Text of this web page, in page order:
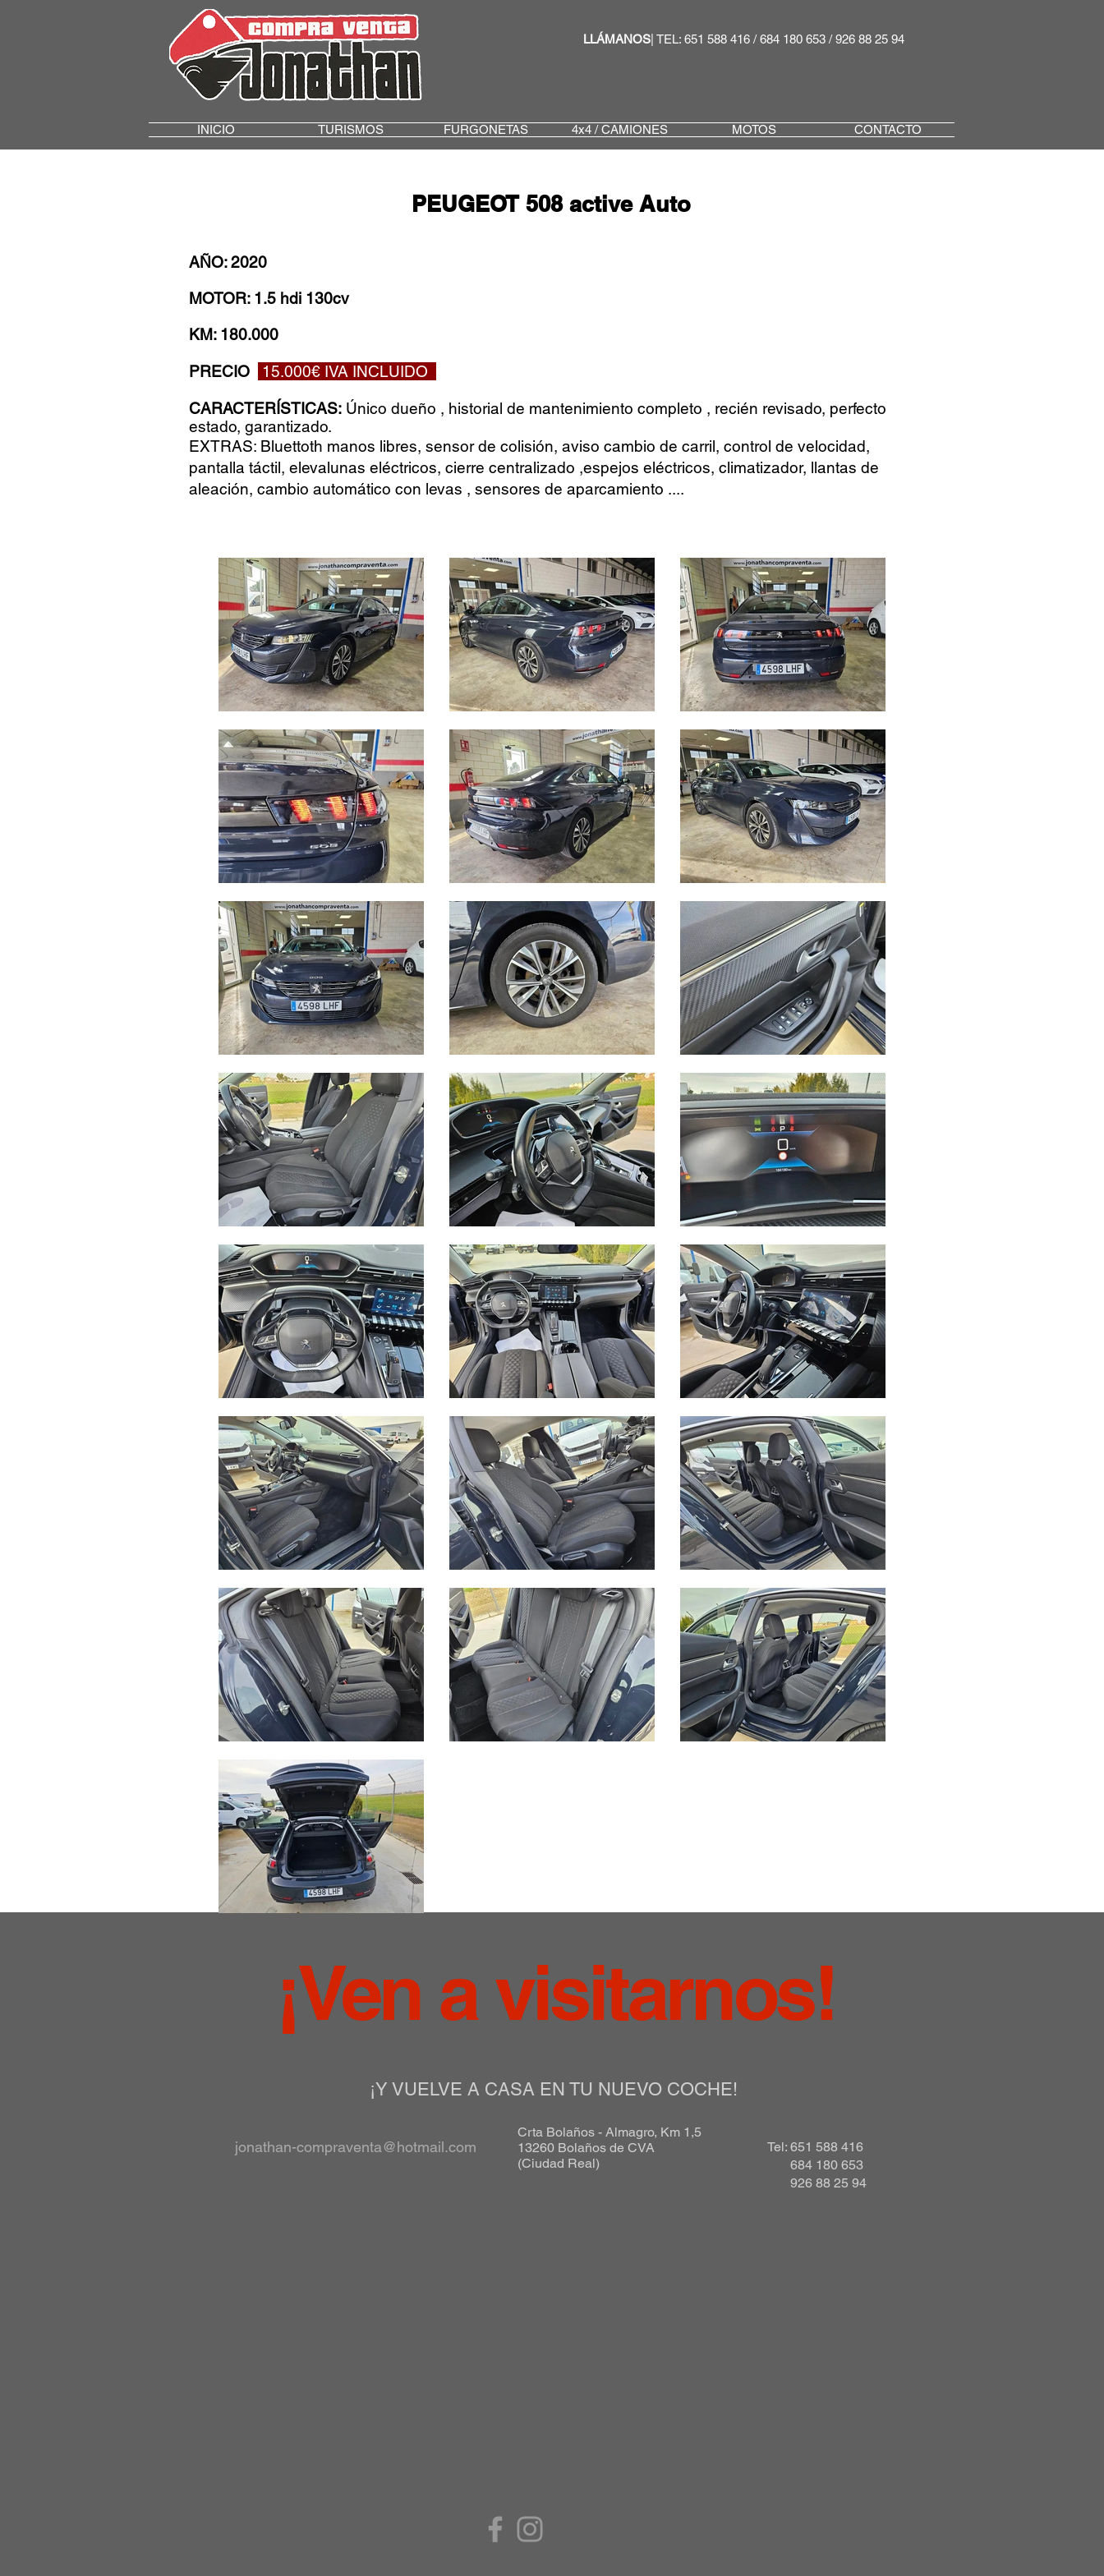
LLÁMANOS | TEL: 651 588 416 / 684 180 653 / 926 88 25 94
INICIO TURISMOS FURGONETAS 4x4 / CAMIONES MOTOS CONTACTO
PEUGEOT 508 active Auto
AÑO: 2020
MOTOR: 1.5 hdi 130cv
KM: 180.000
PRECIO 15.000€ IVA INCLUIDO
CARACTERÍSTICAS: Único dueño , historial de mantenimiento completo , recién revisado, perfecto
estado, garantizado.
EXTRAS: Bluettoth manos libres, sensor de colisión, aviso cambio de carril, control de velocidad,
pantalla táctil, elevalunas eléctricos, cierre centralizado ,espejos eléctricos, climatizador, llantas de
aleación, cambio automático con levas , sensores de aparcamiento ....
¡Ven a visitarnos!
¡Y VUELVE A CASA EN TU NUEVO COCHE!
jonathan-compraventa@hotmail.com
Crta Bolaños - Almagro, Km 1,5
13260 Bolaños de CVA
(Ciudad Real)
Tel: 651 588 416
684 180 653
926 88 25 94